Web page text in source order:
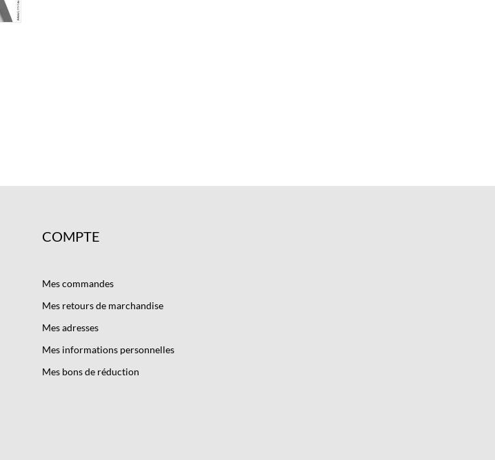
COMPTE
Mes commandes
Mes retours de marchandise
Mes adresses
Mes informations personnelles
Mes bons de réduction